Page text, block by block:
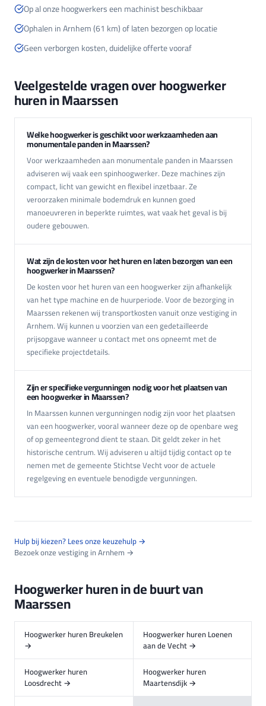
Op al onze hoogwerkers een machinist beschikbaar
Ophalen in Arnhem (61 km) of laten bezorgen op locatie
Geen verborgen kosten, duidelijke offerte vooraf
Veelgestelde vragen over hoogwerker
huren in Maarssen
Welke hoogwerker is geschikt voor werkzaamheden aan
monumentale panden in Maarssen?
Voor werkzaamheden aan monumentale panden in Maarssen
adviseren wij vaak een spinhoogwerker. Deze machines zijn
compact, licht van gewicht en flexibel inzetbaar. Ze
veroorzaken minimale bodemdruk en kunnen goed
manoeuvreren in beperkte ruimtes, wat vaak het geval is bij
oudere gebouwen.
Wat zijn de kosten voor het huren en laten bezorgen van een
hoogwerker in Maarssen?
De kosten voor het huren van een hoogwerker zijn afhankelijk
van het type machine en de huurperiode. Voor de bezorging in
Maarssen rekenen wij transportkosten vanuit onze vestiging in
Arnhem. Wij kunnen u voorzien van een gedetailleerde
prijsopgave wanneer u contact met ons opneemt met de
specifieke projectdetails.
Zijn er specifieke vergunningen nodig voor het plaatsen van
een hoogwerker in Maarssen?
In Maarssen kunnen vergunningen nodig zijn voor het plaatsen
van een hoogwerker, vooral wanneer deze op de openbare weg
of op gemeentegrond dient te staan. Dit geldt zeker in het
historische centrum. Wij adviseren u altijd tijdig contact op te
nemen met de gemeente Stichtse Vecht voor de actuele
regelgeving en eventuele benodigde vergunningen.
Hulp bij kiezen? Lees onze keuzehulp →
Bezoek onze vestiging in Arnhem →
Hoogwerker huren in de buurt van
Maarssen
Hoogwerker huren Breukelen
→
Hoogwerker huren Loenen
aan de Vecht →
Hoogwerker huren
Loosdrecht →
Hoogwerker huren
Maartensdijk →